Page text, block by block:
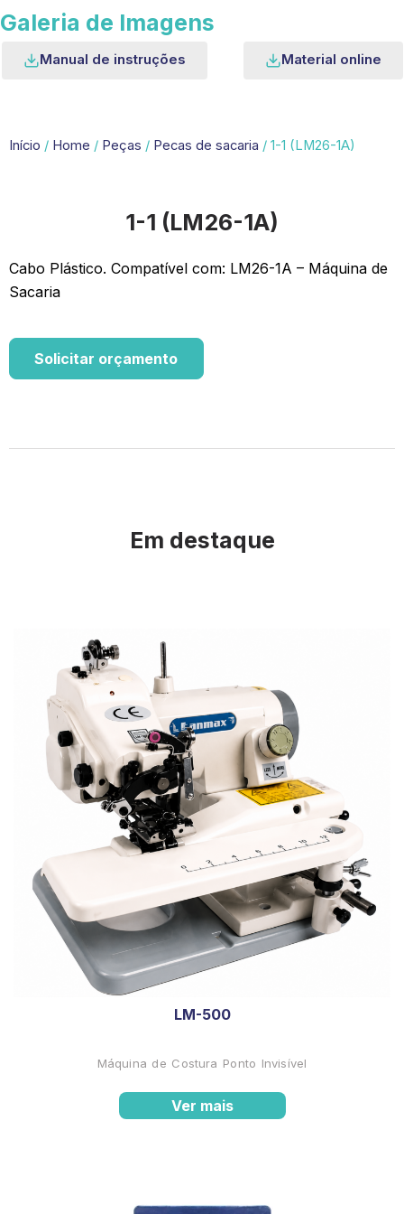
Galeria de Imagens
Manual de instruções Material online
Início / Home / Peças / Pecas de sacaria / 1-1 (LM26-1A)
1-1 (LM26-1A)
Cabo Plástico. Compatível com: LM26-1A – Máquina de
Sacaria
Solicitar orçamento
Em destaque
LM-500
Máquina de Costura Ponto Invisível
Ver mais